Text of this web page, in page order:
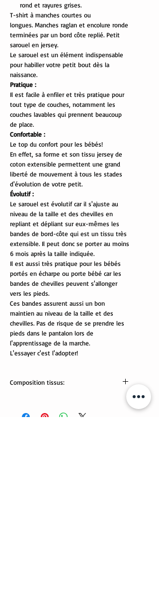
rond et rayures grises.
T-shirt à manches courtes ou
longues. Manches raglan et encolure ronde
terminées par un bord côte replié. Petit
sarouel en jersey.
Le sarouel est un élément indispensable
pour habiller votre petit bout dès la
naissance.
Pratique :
Il est facile à enfiler et très pratique pour
tout type de couches, notamment les
couches lavables qui prennent beaucoup
de place.
Confortable :
Le top du confort pour les bébés!
En effet, sa forme et son tissu jersey de
coton extensible permettent une grand
liberté de mouvement à tous les stades
d'évolution de votre petit.
Évolutif :
Le sarouel est évolutif car il s'ajuste au
niveau de la taille et des chevilles en
repliant et dépliant sur eux-mêmes les
bandes de bord-côte qui est un tissu très
extensible. Il peut donc se porter au moins
6 mois après la taille indiquée.
Il est aussi très pratique pour les bébés
portés en écharpe ou porte bébé car les
bandes de chevilles peuvent s'allonger
vers les pieds.
Ces bandes assurent aussi un bon
maintien au niveau de la taille et des
chevilles. Pas de risque de se prendre les
pieds dans le pantalon lors de
l'apprentissage de la marche.
L'essayer c'est l'adopter!
Composition tissus:
Lavable en machine.